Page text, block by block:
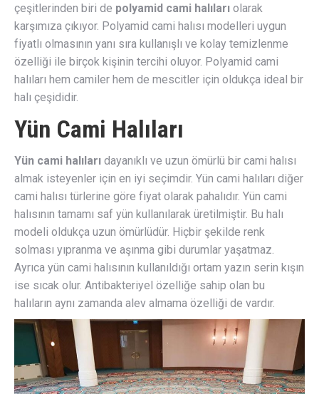
çeşitlerinden biri de polyamid cami halıları olarak
karşımıza çıkıyor. Polyamid cami halısı modelleri uygun
fiyatlı olmasının yanı sıra kullanışlı ve kolay temizlenme
özelliği ile birçok kişinin tercihi oluyor. Polyamid cami
halıları hem camiler hem de mescitler için oldukça ideal bir
halı çeşididir.
Yün Cami Halıları
Yün cami halıları dayanıklı ve uzun ömürlü bir cami halısı
almak isteyenler için en iyi seçimdir. Yün cami halıları diğer
cami halısı türlerine göre fiyat olarak pahalıdır. Yün cami
halısının tamamı saf yün kullanılarak üretilmiştir. Bu halı
modeli oldukça uzun ömürlüdür. Hiçbir şekilde renk
solması yıpranma ve aşınma gibi durumlar yaşatmaz.
Ayrıca yün cami halısının kullanıldığı ortam yazın serin kışın
ise sıcak olur. Antibakteriyel özelliğe sahip olan bu
halıların aynı zamanda alev almama özelliği de vardır.